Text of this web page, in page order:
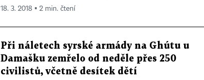
18. 3. 2018 ▪ 2 min. čtení
Při náletech syrské armády na Ghútu u
Damašku zemřelo od neděle přes 250
civilistů, včetně desítek dětí